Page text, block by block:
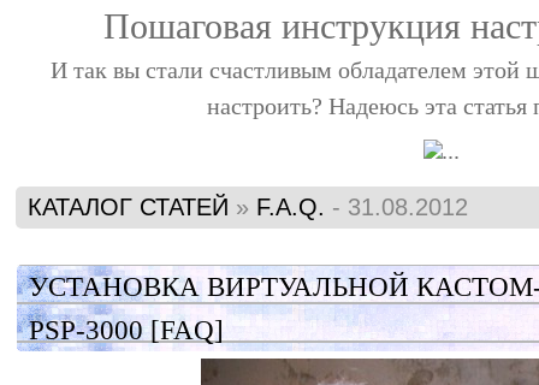
Пошаговая инструкция
И так вы стали счастливым обладателем этой
настроить? Надеюсь эта
...
КАТАЛОГ СТАТЕЙ » F.A.Q. - 31.08.2012
УСТАНОВКА ВИРТУАЛЬНОЙ
PSP-3000 [FAQ]